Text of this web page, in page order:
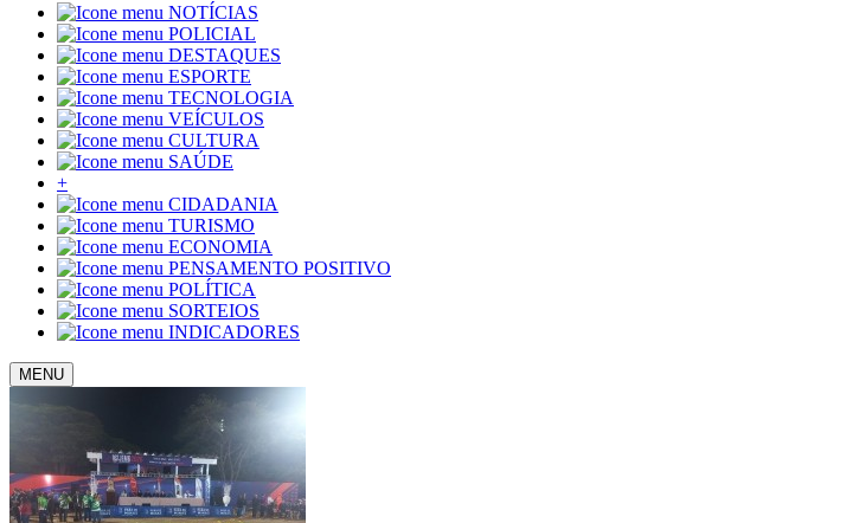
NOTÍCIAS
POLICIAL
DESTAQUES
ESPORTE
TECNOLOGIA
VEÍCULOS
CULTURA
SAÚDE
+
CIDADANIA
TURISMO
ECONOMIA
PENSAMENTO POSITIVO
POLÍTICA
SORTEIOS
INDICADORES
MENU